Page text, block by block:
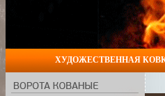
ХУДОЖЕСТВЕННАЯ